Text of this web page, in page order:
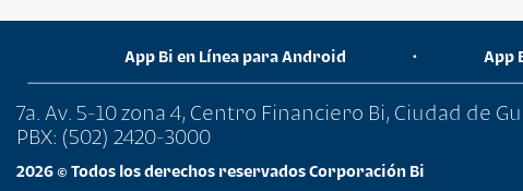
App Bi en Línea para Android • App
7a. Av. 5-10 zona 4, Centro Financiero Bi, Ciudad de
PBX: (502) 2420-3000
2026 © Todos los derechos reservados Corporación Bi